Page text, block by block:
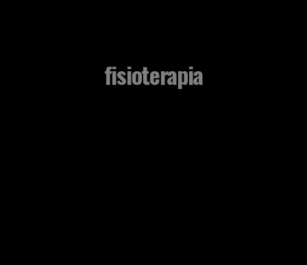
fisioterapia